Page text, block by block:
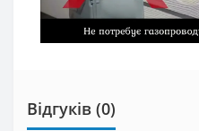
Відгуків (0)